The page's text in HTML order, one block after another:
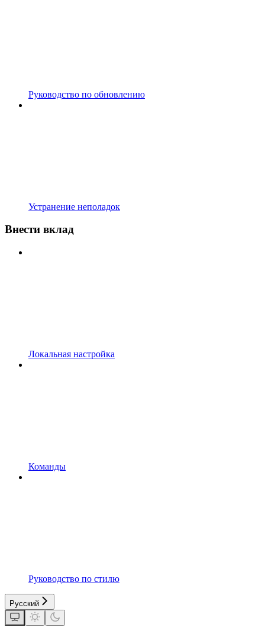
Руководство по обновлению
Устранение неполадок
Внести вклад
Локальная настройка
Команды
Руководство по стилю
Русский